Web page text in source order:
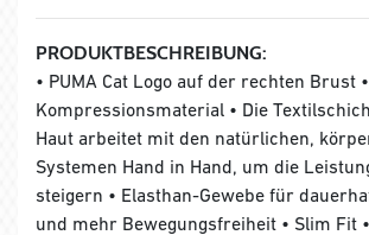
PRODUKTBESCHREIBUNG:
• PUMA Cat Logo auf der rechten Brust
Kompressionsmaterial • Die
Haut arbeitet mit den natürlichen,
Systemen Hand in Hand, um die
steigern • Elasthan-Gewebe für
und mehr Bewegungsfreiheit • Slim Fit